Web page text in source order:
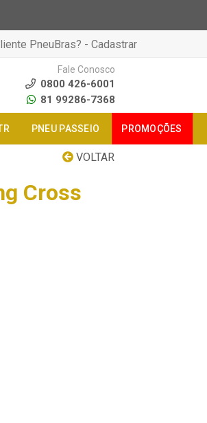
PneuBras? - Cadastrar
Fale Conosco
0800 426-6001
81 99286-7368
PNEU PASSEIO PROMOÇÕES
VOLTAR
Cross